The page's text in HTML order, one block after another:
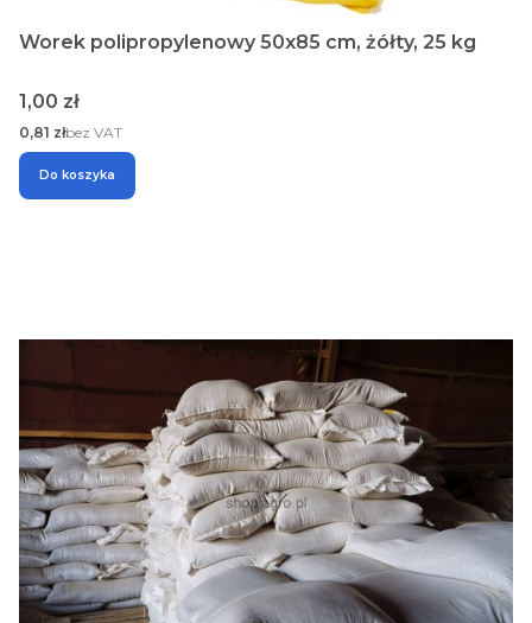
Worek polipropylenowy 50x85 cm, żółty, 25 kg
Cena
1,00 zł
Cena
0,81 złbez VAT
Do koszyka